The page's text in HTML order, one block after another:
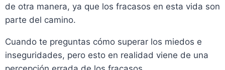
de otra manera, ya que los fracasos en esta vida son
parte del camino.
Cuando te preguntas cómo superar los miedos e
inseguridades, pero esto en realidad viene de una